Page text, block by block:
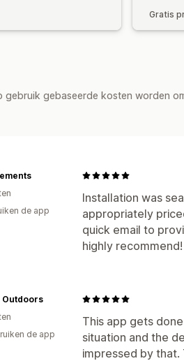
Gratis
gebaseerde kosten worden
Installation was
appropriately
quick email to
highly recommend!
de app
This app gets
situation and the
impressed by that.
Outdoors
de app